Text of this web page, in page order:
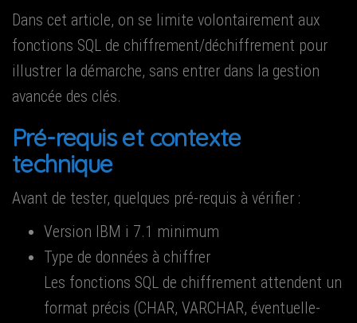
Dans cet article, on se limite volon­tai­re­ment aux
fonc­tions SQL de chiffrement/déchiffrement pour
illus­trer la démarche, sans entrer dans la ges­tion
avan­cée des clés.
Pré-requis et contexte
technique
Avant de tes­ter, quelques pré-requis à vérifier :
Ver­sion IBM i 7.1 minimum
Type de don­nées à chif­frer
Les fonc­tions SQL de chif­fre­ment attendent un
for­mat pré­cis (CHAR, VARCHAR, éven­tuel­le­